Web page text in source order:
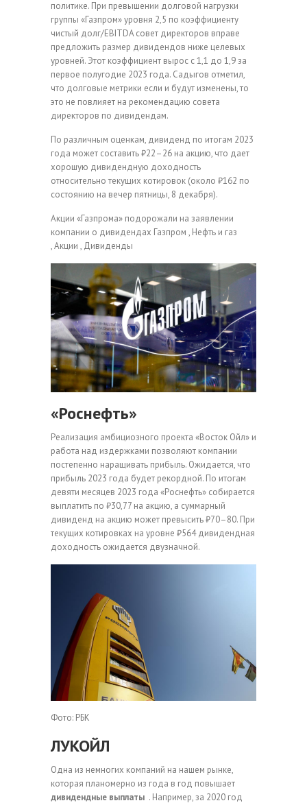
политике. При превышении долговой нагрузки
группы «Газпром» уровня 2,5 по коэффициенту
чистый долг/EBITDA совет директоров вправе
предложить размер дивидендов ниже целевых
уровней. Этот коэффициент вырос с 1,1 до 1,9 за
первое полугодие 2023 года. Садыгов отметил,
что долговые метрики если и будут изменены, то
это не повлияет на рекомендацию совета
директоров по дивидендам.
По различным оценкам, дивиденд по итогам 2023
года может составить ₽22–26 на акцию, что дает
хорошую дивидендную доходность
относительно текущих котировок (около ₽162 по
состоянию на вечер пятницы, 8 декабря).
Акции «Газпрома» подорожали на заявлении
компании о дивидендах Газпром , Нефть и газ
, Акции , Дивиденды
«Роснефть»
Реализация амбициозного проекта «Восток Ойл» и
работа над издержками позволяют компании
постепенно наращивать прибыль. Ожидается, что
прибыль 2023 года будет рекордной. По итогам
девяти месяцев 2023 года «Роснефть» собирается
выплатить по ₽30,77 на акцию, а суммарный
дивиденд на акцию может превысить ₽70–80. При
текущих котировках на уровне ₽564 дивидендная
доходность ожидается двузначной.
Фото: РБК
ЛУКОЙЛ
Одна из немногих компаний на нашем рынке,
которая планомерно из года в год повышает
дивидендные выплаты . Например, за 2020 год